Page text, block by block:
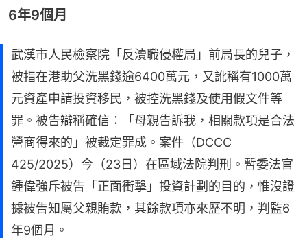
6年9個月
武漢市人民檢察院「反瀆職侵權局」前局長的兒子，
被指在港助父洗黑錢逾6400萬元，又訛稱有1000萬
元資產申請投資移民，被控洗黑錢及使用假文件等
罪。被告辯稱確信：「母親告訴我，相關款項是合法
營商得來的」被裁定罪成。案件（DCCC
425/2025）今（23日）在區域法院判刑。暫委法官
鍾偉強斥被告「正面衝擊」投資計劃的目的，惟沒證
據被告知屬父親賄款，其餘款項亦來歷不明，判監6
年9個月。